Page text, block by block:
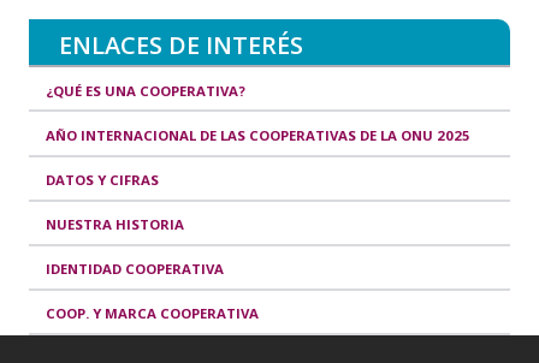
ENLACES DE INTERÉS
¿QUÉ ES UNA COOPERATIVA?
AÑO INTERNACIONAL DE LAS COOPERATIVAS DE LA ONU 2025
DATOS Y CIFRAS
NUESTRA HISTORIA
IDENTIDAD COOPERATIVA
COOP. Y MARCA COOPERATIVA